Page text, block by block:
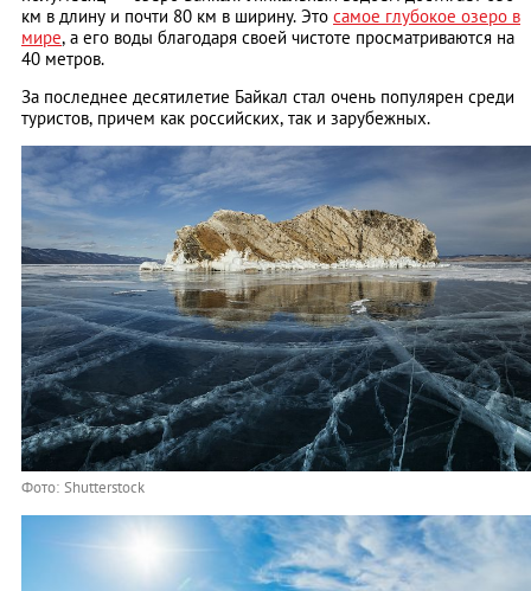
км в длину и почти 80 км в ширину. Это самое глубокое озеро в
мире, а его воды благодаря своей чистоте просматриваются на
40 метров.
За последнее десятилетие Байкал стал очень популярен среди
туристов, причем как российских, так и зарубежных.
Фото: Shutterstock